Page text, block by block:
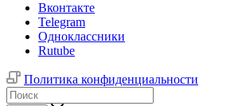
Вконтакте
Telegram
Одноклассники
Rutube
Политика конфиденциальности